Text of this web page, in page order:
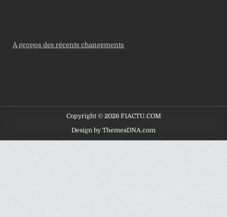
À propos des récents changements
Copyright © 2026 F1ACTU.COM
Design by ThemesDNA.com